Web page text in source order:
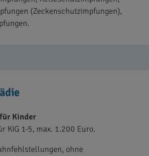
(Zeckenschutzimpfungen),
Kinder
KIG 1-5, max. 1.200 Euro.
ohne